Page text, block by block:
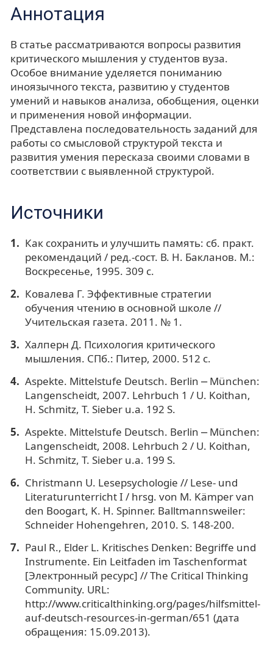
Аннотация
В статье рассматриваются вопросы развития
критического мышления у студентов вуза.
Особое внимание уделяется пониманию
иноязычного текста, развитию у студентов
умений и навыков анализа, обобщения, оценки
и применения новой информации.
Представлена последовательность заданий для
работы со смысловой структурой текста и
развития умения пересказа своими словами в
соответствии с выявленной структурой.
Источники
Как сохранить и улучшить память: сб. практ.
рекомендаций / ред.-сост. В. Н. Бакланов. М.:
Воскресенье, 1995. 309 с.
Ковалева Г. Эффективные стратегии
обучения чтению в основной школе //
Учительская газета. 2011. № 1.
Халперн Д. Психология критического
мышления. СПб.: Питер, 2000. 512 с.
Aspekte. Mittelstufe Deutsch. Berlin ⎼ München:
Langenscheidt, 2007. Lehrbuch 1 / U. Koithan,
H. Schmitz, T. Sieber u.a. 192 S.
Aspekte. Mittelstufe Deutsch. Berlin ⎼ München:
Langenscheidt, 2008. Lehrbuch 2 / U. Koithan,
H. Schmitz, T. Sieber u.a. 199 S.
Сhristmann U. Lesepsychologie // Lese- und
Literaturunterricht I / hrsg. von M. Kämper van
den Boogart, K. H. Spinner. Balltmannsweiler:
Schneider Hohengehren, 2010. S. 148-200.
Paul R., Elder L. Kritisches Denken: Begriffe und
Instrumente. Ein Leitfaden im Taschenformat
[Электронный ресурс] // The Critical Thinking
Community. URL:
http://www.criticalthinking.org/pages/hilfsmittel-
auf-deutsch-resources-in-german/651 (дата
обращения: 15.09.2013).